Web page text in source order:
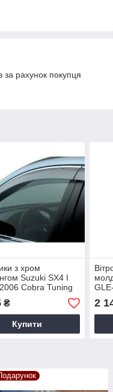
рахунок покупця
з хром
Suzuki SХ4 I
Cobra Tuning
₴
Купити
5d
2